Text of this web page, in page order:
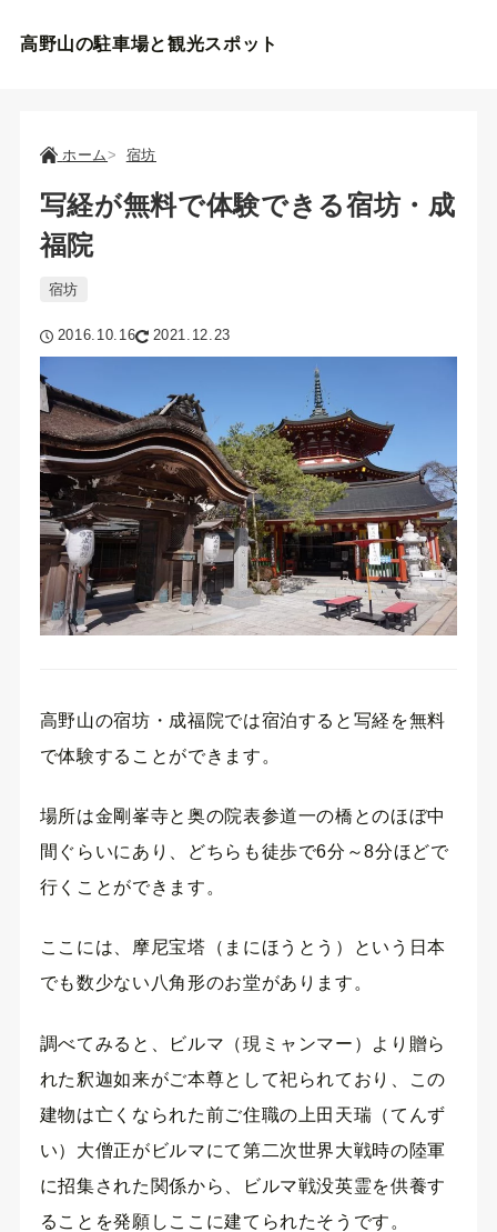
高野山の駐車場と観光スポット
ホーム 宿坊
写経が無料で体験できる宿坊・成
福院
宿坊
2016.10.16 2021.12.23
高野山の宿坊・成福院では宿泊すると写経を無料
で体験することができます。
場所は金剛峯寺と奥の院表参道一の橋とのほぼ中
間ぐらいにあり、どちらも徒歩で6分～8分ほどで
行くことができます。
ここには、摩尼宝塔（まにほうとう）という日本
でも数少ない八角形のお堂があります。
調べてみると、ビルマ（現ミャンマー）より贈ら
れた釈迦如来がご本尊として祀られており、この
建物は亡くなられた前ご住職の上田天瑞（てんず
い）大僧正がビルマにて第二次世界大戦時の陸軍
に招集された関係から、ビルマ戦没英霊を供養す
ることを発願しここに建てられたそうです。